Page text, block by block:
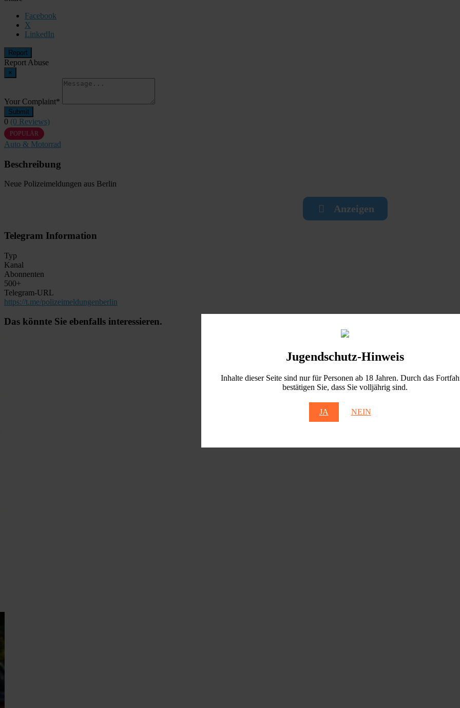
Jugendschutz-Hinweis
Inhalte dieser Seite sind nur für Personen ab 18 Jahren. Durch das
bestätigen Sie, dass Sie volljährig sind.
JA NEIN
Facebook
X
LinkedIn
Report
Report Abuse
×
Your Complaint*
Submit
0 (0 Reviews)
POPULÄR
Auto & Motorrad
Beschreibung
Neue Polizeimeldungen aus Berlin
Anzeigen
Telegram Information
Typ
Kanal
Abonnenten
500+
Telegram-URL
https://t.me/polizeimeldungenberlin
Das könnte Sie ebenfalls interessieren.